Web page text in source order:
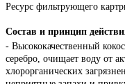
Ресурс фильтрующего
Состав и принцип
- Высококачественный
серебро, очищает воду от
хлорорганических